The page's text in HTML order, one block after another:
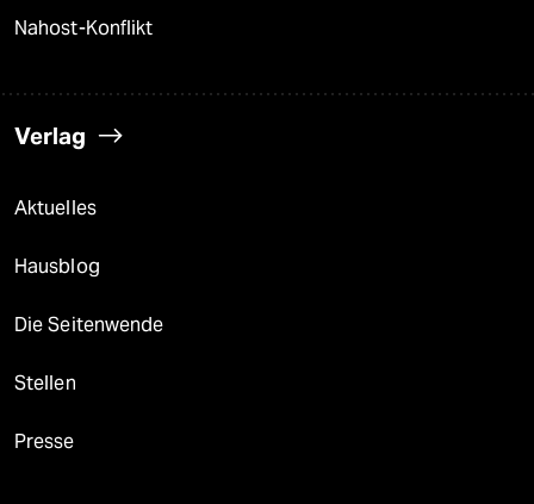
Nahost-Konflikt
Verlag
Aktuelles
Hausblog
Die Seitenwende
Stellen
Presse